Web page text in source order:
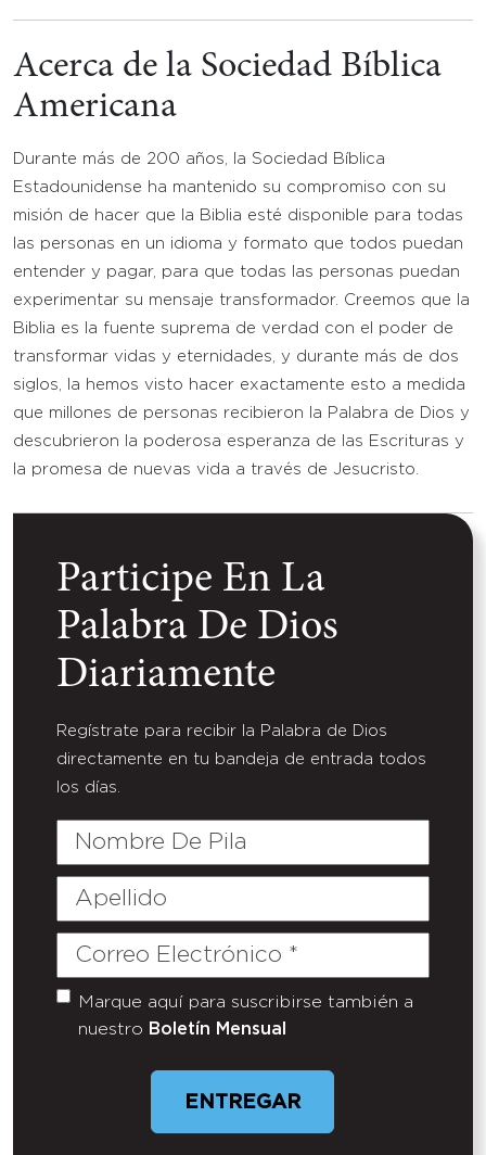
Acerca de la Sociedad Bíblica
Americana
Durante más de 200 años, la Sociedad Bíblica
Estadounidense ha mantenido su compromiso con su
misión de hacer que la Biblia esté disponible para todas
las personas en un idioma y formato que todos puedan
entender y pagar, para que todas las personas puedan
experimentar su mensaje transformador. Creemos que la
Biblia es la fuente suprema de verdad con el poder de
transformar vidas y eternidades, y durante más de dos
siglos, la hemos visto hacer exactamente esto a medida
que millones de personas recibieron la Palabra de Dios y
descubrieron la poderosa esperanza de las Escrituras y
la promesa de nuevas vida a través de Jesucristo.
Participe En La
Palabra De Dios
Diariamente
Regístrate para recibir la Palabra de Dios
directamente en tu bandeja de entrada todos
los días.
Nombre
Pila
Apellido
Correo
Untitled
Marque aquí para suscribirse también a
nuestro Boletín Mensual
ENTREGAR